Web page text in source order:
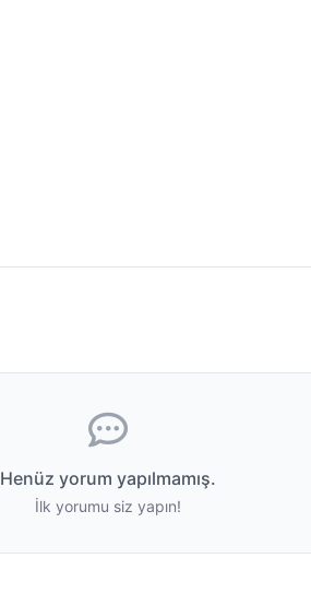
Henüz yorum yapılmamış.
İlk yorumu siz yapın!